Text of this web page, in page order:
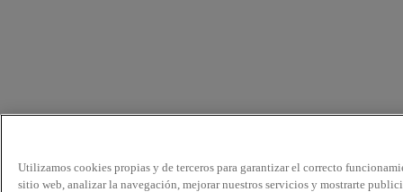
Utilizamos cookies propias y de terceros para garantizar el correcto
sitio web, analizar la navegación, mejorar nuestros servicios y mostrarte